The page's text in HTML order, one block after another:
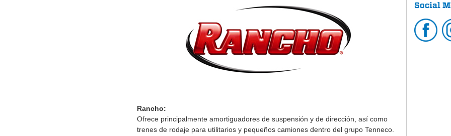
Rancho:
Ofrece principalmente amortiguadores de suspensión y de dirección, así como
trenes de rodaje para utilitarios y pequeños camiones dentro del grupo Tenneco.
Social